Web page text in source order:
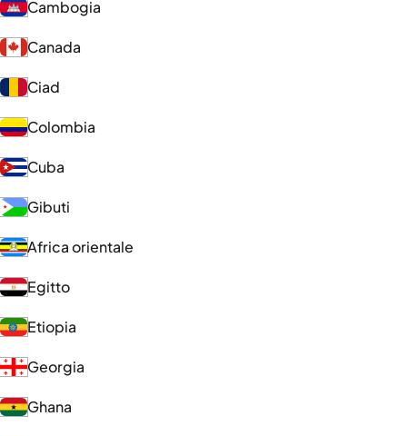
Cambogia
Canada
Ciad
Colombia
Cuba
Gibuti
Africa orientale
Egitto
Etiopia
Georgia
Ghana